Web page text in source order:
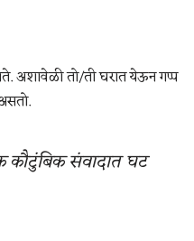
अशावेळी तो/ती घरात येऊन गप्प
कौटुंबिक संवादात घट